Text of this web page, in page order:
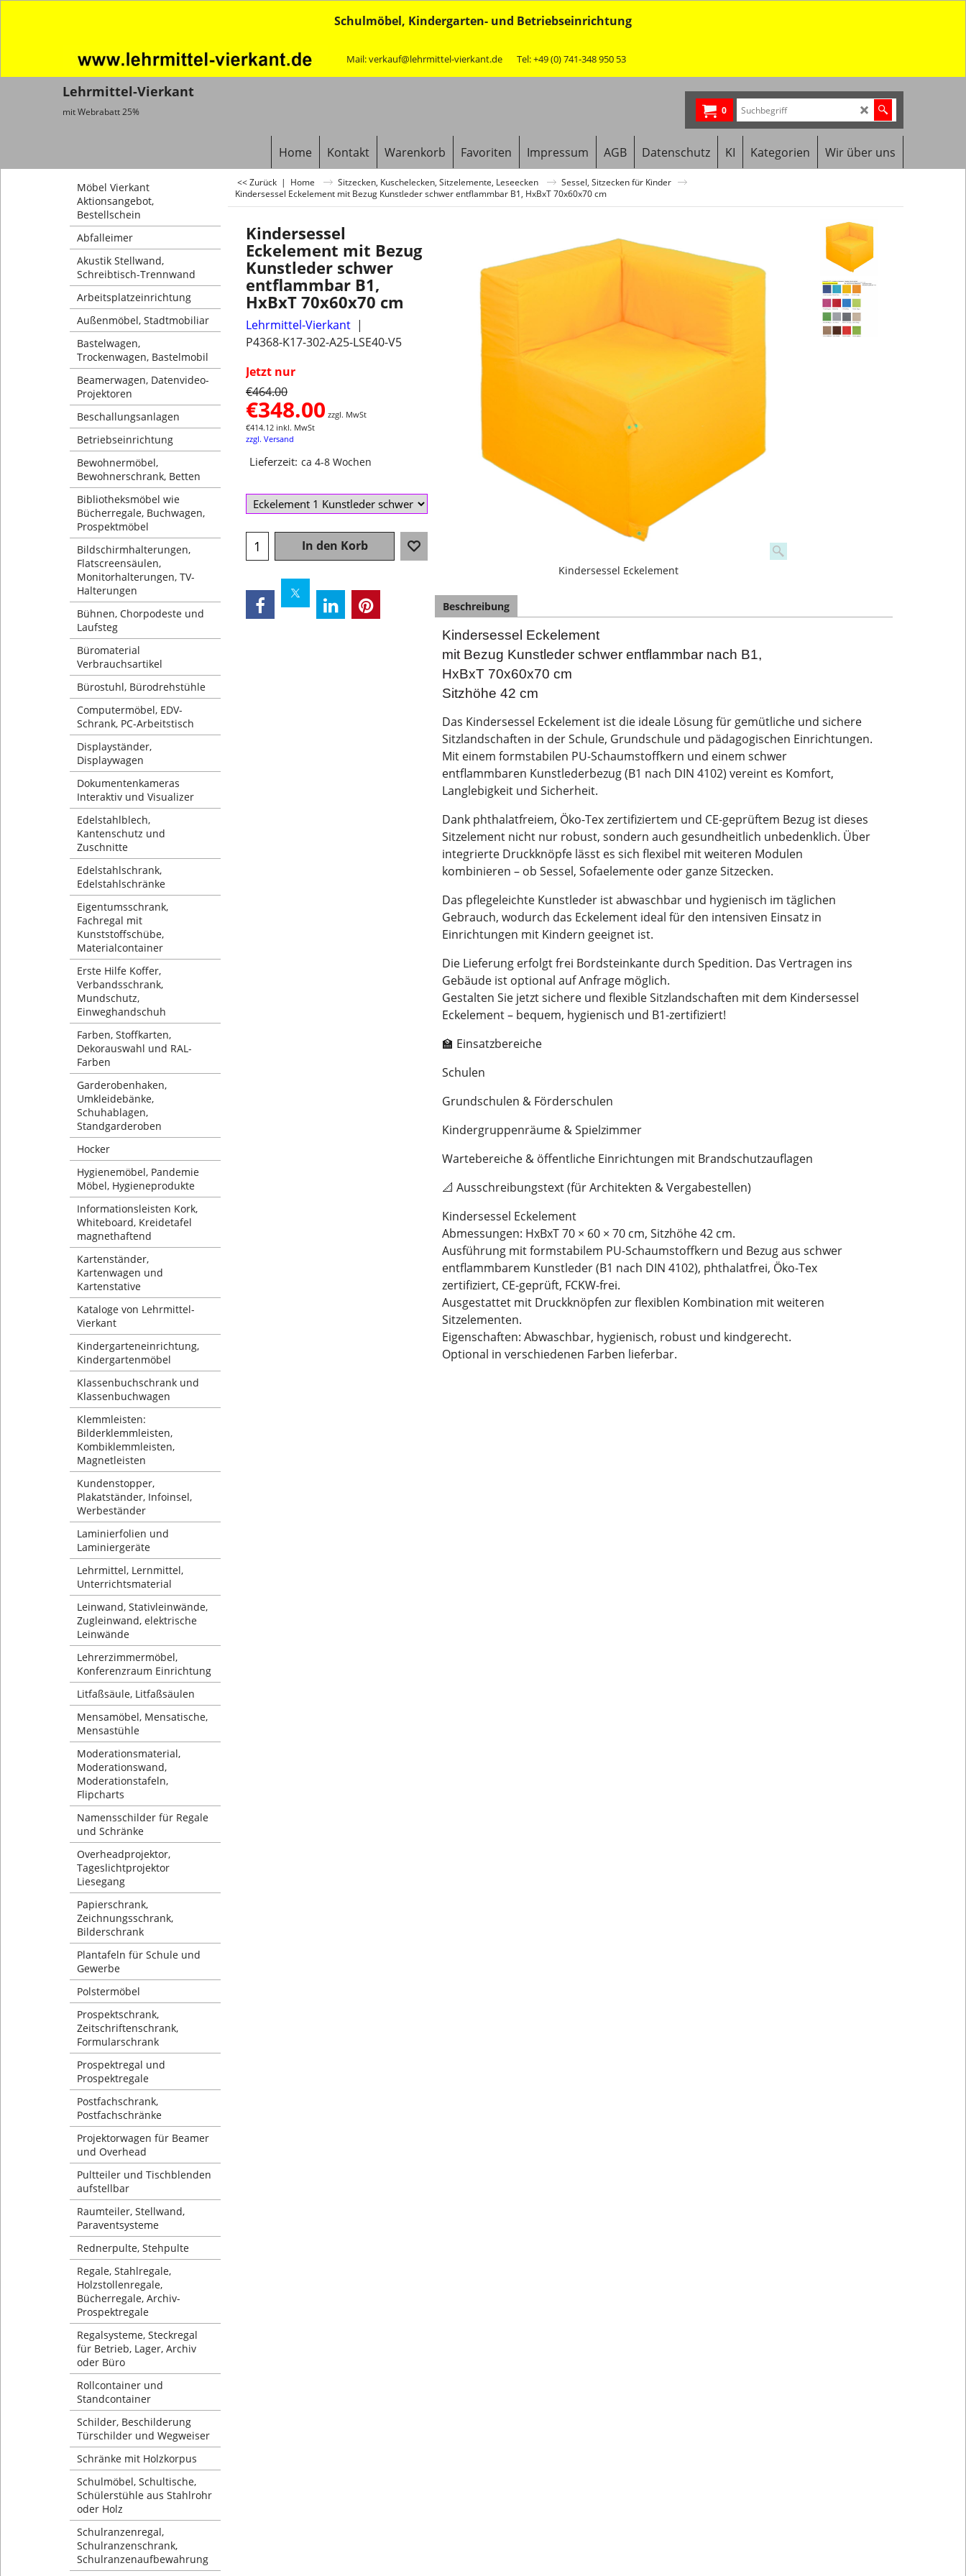
Schulmöbel, Kindergarten- und Betriebseinrichtung
Mail: verkauf@lehrmittel-vierkant.de Tel: +49 (0) 741-348 950 53
Lehrmittel-Vierkant
mit Webrabatt 25% 0
Home Kontakt Warenkorb Favoriten Impressum AGB Datenschutz KI Kategorien Wir über uns
Möbel Vierkant
Aktionsangebot,
Bestellschein
Abfalleimer
Akustik Stellwand,
Schreibtisch-Trennwand
Arbeitsplatzeinrichtung
Außenmöbel, Stadtmobiliar
Bastelwagen,
Trockenwagen, Bastelmobil
Beamerwagen, Datenvideo-
Projektoren
Beschallungsanlagen
Betriebseinrichtung
Bewohnermöbel,
Bewohnerschrank, Betten
Bibliotheksmöbel wie
Bücherregale, Buchwagen,
Prospektmöbel
Bildschirmhalterungen,
Flatscreensäulen,
Monitorhalterungen, TV-
Halterungen
Bühnen, Chorpodeste und
Laufsteg
Büromaterial
Verbrauchsartikel
Bürostuhl, Bürodrehstühle
Computermöbel, EDV-
Schrank, PC-Arbeitstisch
Displayständer,
Displaywagen
Dokumentenkameras
Interaktiv und Visualizer
Edelstahlblech,
Kantenschutz und
Zuschnitte
Edelstahlschrank,
Edelstahlschränke
Eigentumsschrank,
Fachregal mit
Kunststoffschübe,
Materialcontainer
Erste Hilfe Koffer,
Verbandsschrank,
Mundschutz,
Einweghandschuh
Farben, Stoffkarten,
Dekorauswahl und RAL-
Farben
Garderobenhaken,
Umkleidebänke,
Schuhablagen,
Standgarderoben
Hocker
Hygienemöbel, Pandemie
Möbel, Hygieneprodukte
Informationsleisten Kork,
Whiteboard, Kreidetafel
magnethaftend
Kartenständer,
Kartenwagen und
Kartenstative
Kataloge von Lehrmittel-
Vierkant
Kindergarteneinrichtung,
Kindergartenmöbel
Klassenbuchschrank und
Klassenbuchwagen
Klemmleisten:
Bilderklemmleisten,
Kombiklemmleisten,
Magnetleisten
Kundenstopper,
Plakatständer, Infoinsel,
Werbeständer
Laminierfolien und
Laminiergeräte
Lehrmittel, Lernmittel,
Unterrichtsmaterial
Leinwand, Stativleinwände,
Zugleinwand, elektrische
Leinwände
Lehrerzimmermöbel,
Konferenzraum Einrichtung
Litfaßsäule, Litfaßsäulen
Mensamöbel, Mensatische,
Mensastühle
Moderationsmaterial,
Moderationswand,
Moderationstafeln,
Flipcharts
Namensschilder für Regale
und Schränke
Overheadprojektor,
Tageslichtprojektor
Liesegang
Papierschrank,
Zeichnungsschrank,
Bilderschrank
Plantafeln für Schule und
Gewerbe
Polstermöbel
Prospektschrank,
Zeitschriftenschrank,
Formularschrank
Prospektregal und
Prospektregale
Postfachschrank,
Postfachschränke
Projektorwagen für Beamer
und Overhead
Pultteiler und Tischblenden
aufstellbar
Raumteiler, Stellwand,
Paraventsysteme
Rednerpulte, Stehpulte
Regale, Stahlregale,
Holzstollenregale,
Bücherregale, Archiv-
Prospektregale
Regalsysteme, Steckregal
für Betrieb, Lager, Archiv
oder Büro
Rollcontainer und
Standcontainer
Schilder, Beschilderung
Türschilder und Wegweiser
Schränke mit Holzkorpus
Schulmöbel, Schultische,
Schülerstühle aus Stahlrohr
oder Holz
Schulranzenregal,
Schulranzenschrank,
Schulranzenaufbewahrung
<< Zurück | Home Sitzecken, Kuschelecken, Sitzelemente, Leseecken
Sessel, Sitzecken für Kinder
Kindersessel Eckelement mit Bezug Kunstleder schwer entflammbar B1, HxBxT 70x60x70 cm
Kindersessel Eckelement
Kindersessel
Eckelement mit Bezug
Kunstleder schwer
entflammbar B1,
HxBxT 70x60x70 cm
Lehrmittel-Vierkant
P4368-K17-302-A25-LSE40-V5
Jetzt nur
€464.00
€348.00 zzgl. MwSt
€414.12 inkl. MwSt
zzgl. Versand
Lieferzeit: ca 4-8 Wochen
In den Korb
Beschreibung
Kindersessel Eckelement
mit Bezug Kunstleder schwer entflammbar nach B1,
HxBxT 70x60x70 cm
Sitzhöhe 42 cm
Das Kindersessel Eckelement ist die ideale Lösung für gemütliche und sichere
Sitzlandschaften in der Schule, Grundschule und pädagogischen Einrichtungen.
Mit einem formstabilen PU-Schaumstoffkern und einem schwer
entflammbaren Kunstlederbezug (B1 nach DIN 4102) vereint es Komfort,
Langlebigkeit und Sicherheit.
Dank phthalatfreiem, Öko-Tex zertifiziertem und CE-geprüftem Bezug ist dieses
Sitzelement nicht nur robust, sondern auch gesundheitlich unbedenklich. Über
integrierte Druckknöpfe lässt es sich flexibel mit weiteren Modulen
kombinieren – ob Sessel, Sofaelemente oder ganze Sitzecken.
Das pflegeleichte Kunstleder ist abwaschbar und hygienisch im täglichen
Gebrauch, wodurch das Eckelement ideal für den intensiven Einsatz in
Einrichtungen mit Kindern geeignet ist.
Die Lieferung erfolgt frei Bordsteinkante durch Spedition. Das Vertragen ins
Gebäude ist optional auf Anfrage möglich.
Gestalten Sie jetzt sichere und flexible Sitzlandschaften mit dem Kindersessel
Eckelement – bequem, hygienisch und B1-zertifiziert!
🏫 Einsatzbereiche
Schulen
Grundschulen & Förderschulen
Kindergruppenräume & Spielzimmer
Wartebereiche & öffentliche Einrichtungen mit Brandschutzauflagen
📐 Ausschreibungstext (für Architekten & Vergabestellen)
Kindersessel Eckelement
Abmessungen: HxBxT 70 × 60 × 70 cm, Sitzhöhe 42 cm.
Ausführung mit formstabilem PU-Schaumstoffkern und Bezug aus schwer
entflammbarem Kunstleder (B1 nach DIN 4102), phthalatfrei, Öko-Tex
zertifiziert, CE-geprüft, FCKW-frei.
Ausgestattet mit Druckknöpfen zur flexiblen Kombination mit weiteren
Sitzelementen.
Eigenschaften: Abwaschbar, hygienisch, robust und kindgerecht.
Optional in verschiedenen Farben lieferbar.